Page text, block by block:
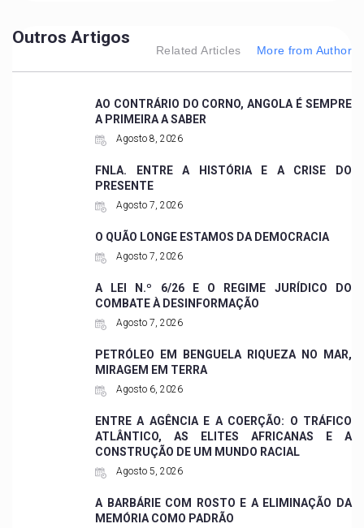
Outros Artigos
Related Articles More from Author
AO CONTRÁRIO DO CORNO, ANGOLA É SEMPRE
A PRIMEIRA A SABER
Agosto 8, 2026
FNLA. ENTRE A HISTÓRIA E A CRISE DO
PRESENTE
Agosto 7, 2026
O QUÃO LONGE ESTAMOS DA DEMOCRACIA
Agosto 7, 2026
A LEI N.º 6/26 E O REGIME JURÍDICO DO
COMBATE À DESINFORMAÇÃO
Agosto 7, 2026
PETRÓLEO EM BENGUELA RIQUEZA NO MAR,
MIRAGEM EM TERRA
Agosto 6, 2026
ENTRE A AGÊNCIA E A COERÇÃO: O TRÁFICO
ATLÂNTICO, AS ELITES AFRICANAS E A
CONSTRUÇÃO DE UM MUNDO RACIAL
Agosto 5, 2026
A BARBÁRIE COM ROSTO E A ELIMINAÇÃO DA
MEMÓRIA COMO PADRÃO